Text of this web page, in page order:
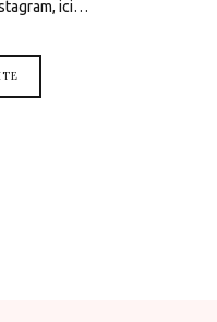
ici…